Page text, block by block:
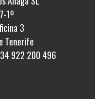
1º
3
Tenerife
922 200 496